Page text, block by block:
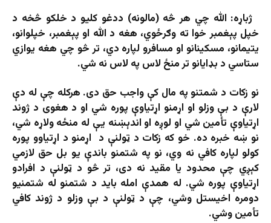
ژباړه: الله چي هر څه (مالونه) ددغو كليو د خلكو څخه د
خپل پېغمبر خوا ته وګرځوي، هغه د الله او پېغمبر، خپلوانو،
يتيمانو، مسكينانو او مسافرو لپاره دي، تر څو چي هغه يوازي
ستاسي د بډايانو تر منځ لاس په لاس نه شي.
نو زکات د شمتنو په مال کې واجب حق دی. هرکله چې له دې
لارې د بې وزلو او اړمنو اړتیاوې پوره شي او د هغوی د ژوند
اړتیاوې تأمین شي او لوږه او اندېښنه یې له منځه ولاړه شي،
نو ښه خبره ده. خو که زکات د ټولنې د اړمنو د اړتیاوو پوره
کولو لپاره کافي نه وي، نو په شتمنو باندې یو بل حق لازمي
کېږي چې محدود یا مقید نه دی، تر څو د ټولنې د افرادو
اړتیاوې پوره شي. له همدې امله باید د شتمنو له شتمنیو
دومره اخیستل وشي، چې د ټولنې د بې وزلو د ژوند کافي
تأمین وشي.